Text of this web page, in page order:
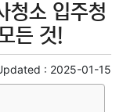
청소 입주청
든 것!
: 2025-01-15